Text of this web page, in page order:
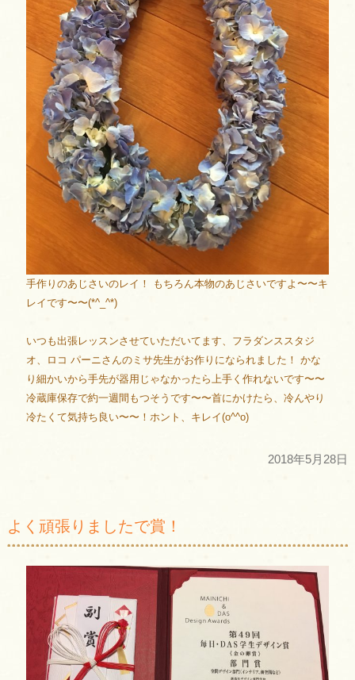
手作りのあじさいのレイ！ もちろん本物のあじさいですよ〜〜キ
レイです〜〜(*^_^*)
いつも出張レッスンさせていただいてます、フラダンススタジ
オ、ロコ パーニさんのミサ先生がお作りになられました！ かな
り細かいから手先が器用じゃなかったら上手く作れないです〜〜
冷蔵庫保存で約一週間もつそうです〜〜首にかけたら、冷んやり
冷たくて気持ち良い〜〜！ホント、キレイ(o^^o)
2018年5月28日
よく頑張りましたで賞！